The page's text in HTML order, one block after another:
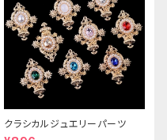
クラシカルジュエリーパーツ